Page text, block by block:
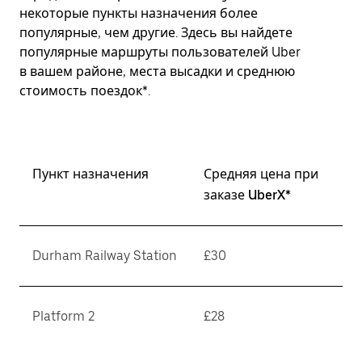
некоторые пункты назначения более
популярные, чем другие. Здесь вы найдете
популярные маршруты пользователей Uber
в вашем районе, места высадки и среднюю
стоимость поездок*.
Пункт назначения
Средняя цена при
заказе UberX*
Durham Railway Station £30
Platform 2 £28